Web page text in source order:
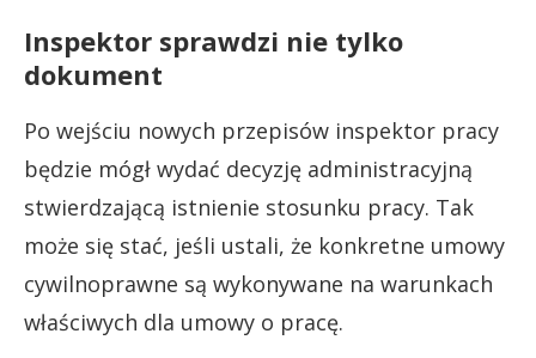
Inspektor sprawdzi nie tylko
dokument
Po wejściu nowych przepisów inspektor pracy
będzie mógł wydać decyzję administracyjną
stwierdzającą istnienie stosunku pracy. Tak
może się stać, jeśli ustali, że konkretne umowy
cywilnoprawne są wykonywane na warunkach
właściwych dla umowy o pracę.